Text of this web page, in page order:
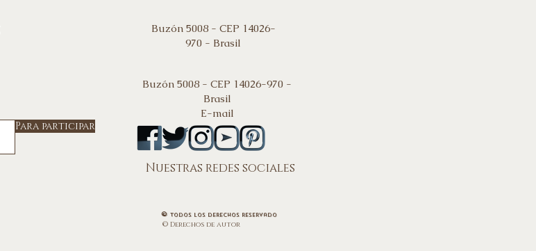
Buzón 5008 - CEP 14026-
970 - Brasil
Buzón 5008 - CEP 14026-970 -
Brasil
Para participar
E-mail
Nuestras redes sociales
© todos los derechos reservado
© Derechos de autor